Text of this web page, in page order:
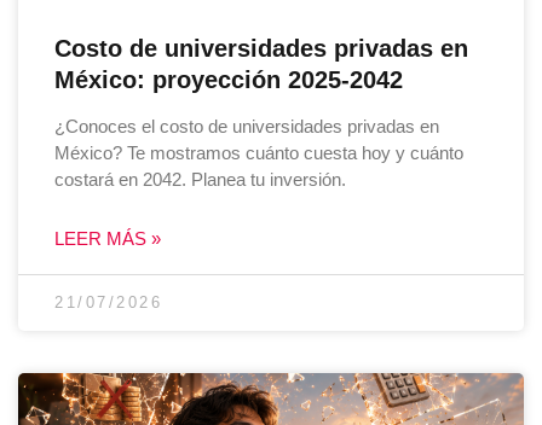
Costo de universidades privadas en
México: proyección 2025-2042
¿Conoces el costo de universidades privadas en
México? Te mostramos cuánto cuesta hoy y cuánto
costará en 2042. Planea tu inversión.
LEER MÁS »
21/07/2026